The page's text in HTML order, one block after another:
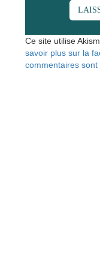
Ce site utilise
savoir plus sur la
commentaires sont